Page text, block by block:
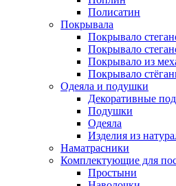
Полисатин
Покрывала
Покрывало
Покрывало
Покрывало из
Покрывало
Одеяла и подушки
Декоративные
Подушки
Одеяла
Изделия из
Наматраcники
Комплектующие для
Простыни